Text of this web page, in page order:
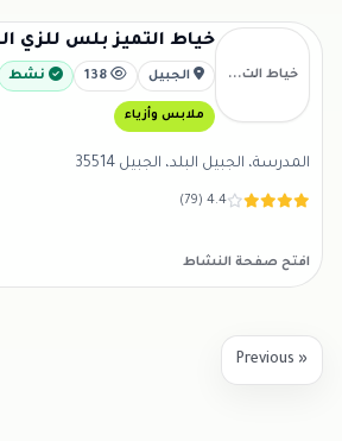
خياط الت...
خياط التميز بلس للزي
الجبيل نشط
ملابس وأزياء
المدرسة، الجبيل البلد، الجبيل 35514
4.4 (79)
افتح صفحة النشاط
« Previous